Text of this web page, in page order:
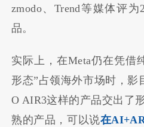
zmodo、Trend等媒体评
品。
实际上，在Meta仍在凭借
形态”占领海外市场时，
O AIR3这样的产品交出了
熟的产品，可以说在